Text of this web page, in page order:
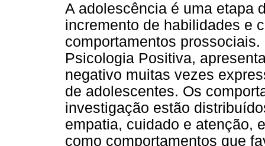
A adolescência é uma etapa
incremento de habilidades e
comportamentos
Psicologia Positiva,
negativo muitas vezes
de adolescentes. Os
investigação estão
empatia, cuidado e atenção,
como comportamentos que